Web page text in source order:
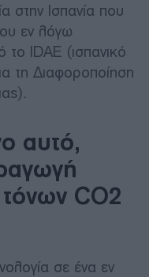
στην Ισπανία που
εν λόγω
IDAE (ισπανικό
τη Διαφοροποίηση
αυτό,
CO2
σε ένα εν